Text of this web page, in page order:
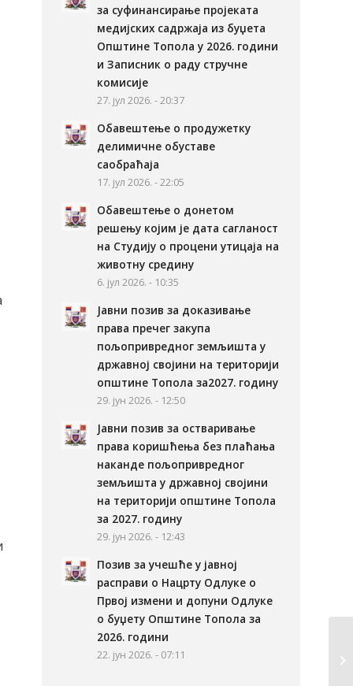
за суфинансирање пројеката
медијских садржаја из буџета
Општине Топола у 2026. години
и Записник о раду стручне
комисије
27. јул 2026. - 20:37
Обавештење о продужетку
делимичне обуставе
саобраћаја
17. јул 2026. - 22:05
Обавештење о донетом
решењу којим је дата сагланост
на Студију о процени утицаја на
животну средину
6. јул 2026. - 10:35
Јавни позив за доказивање
права пречег закупа
пољопривредног земљишта у
државној својини на територији
општине Топола за2027. годину
29. јун 2026. - 12:50
Јавни позив за остваривање
права коришћења без плаћања
наканде пољопривредног
земљишта у државној својини
на територији општине Топола
за 2027. годину
29. јун 2026. - 12:43
Позив за учешће у јавној
расправи о Нацрту Одлуке о
Првој измени и допуни Одлуке
о буџету Општине Топола за
2026. години
22. јун 2026. - 07:11